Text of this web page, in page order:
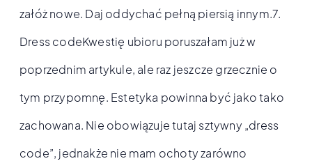
załóż nowe. Daj oddychać pełną piersią innym.7.
Dress codeKwestię ubioru poruszałam już w
poprzednim artykule, ale raz jeszcze grzecznie o
tym przypomnę. Estetyka powinna być jako tako
zachowana. Nie obowiązuje tutaj sztywny „dress
code”, jednakże nie mam ochoty zarówno